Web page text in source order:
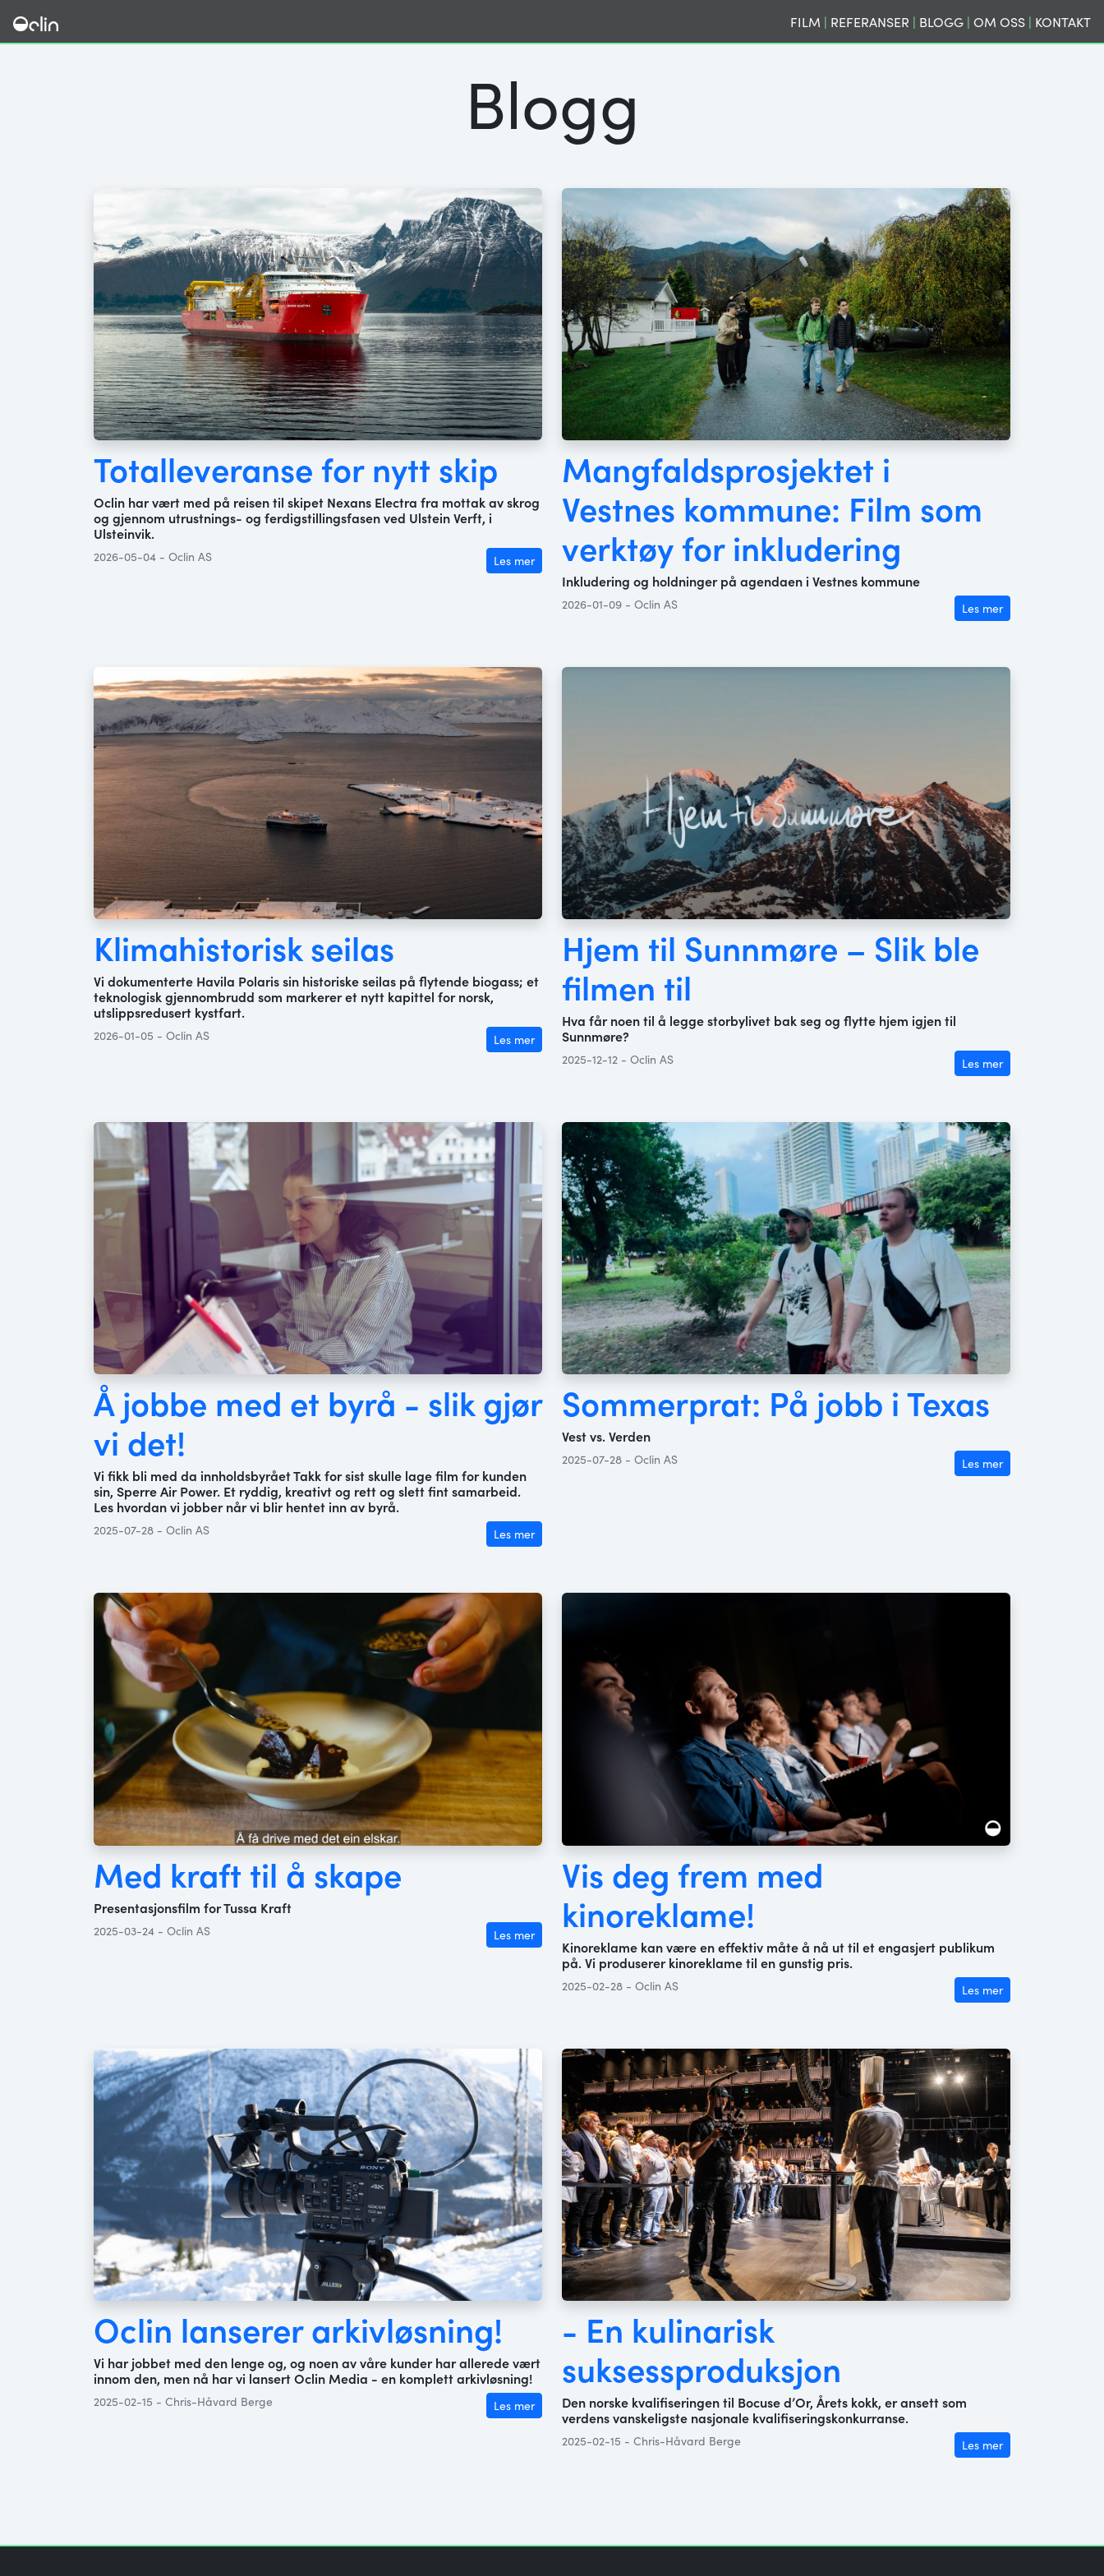
FILM | REFERANSER | BLOGG| OM OSS| KONTAKT
Blogg
Totalleveranse for nytt skip
Oclin har vært med på reisen til skipet Nexans Electra fra mottak av skrog
og gjennom utrustnings- og ferdigstillingsfasen ved Ulstein Verft, i
Ulsteinvik.
Les mer
2026-05-04 - Oclin AS
Mangfaldsprosjektet i
Vestnes kommune: Film som
verktøy for inkludering
Inkludering og holdninger på agendaen i Vestnes kommune
Les mer
2026-01-09 - Oclin AS
Klimahistorisk seilas
Vi dokumenterte Havila Polaris sin historiske seilas på flytende biogass; et
teknologisk gjennombrudd som markerer et nytt kapittel for norsk,
utslippsredusert kystfart.
Les mer
2026-01-05 - Oclin AS
Hjem til Sunnmøre – Slik ble
filmen til
Hva får noen til å legge storbylivet bak seg og flytte hjem igjen til
Sunnmøre?
Les mer
2025-12-12 - Oclin AS
Å jobbe med et byrå - slik gjør
vi det!
Vi fikk bli med da innholdsbyrået Takk for sist skulle lage film for kunden
sin, Sperre Air Power. Et ryddig, kreativt og rett og slett fint samarbeid.
Les hvordan vi jobber når vi blir hentet inn av byrå.
Les mer
2025-07-28 - Oclin AS
Sommerprat: På jobb i Texas
Vest vs. Verden
Les mer
2025-07-28 - Oclin AS
Med kraft til å skape
Presentasjonsfilm for Tussa Kraft
Les mer
2025-03-24 - Oclin AS
Vis deg frem med
kinoreklame!
Kinoreklame kan være en effektiv måte å nå ut til et engasjert publikum
på. Vi produserer kinoreklame til en gunstig pris.
Les mer
2025-02-28 - Oclin AS
Oclin lanserer arkivløsning!
Vi har jobbet med den lenge og, og noen av våre kunder har allerede vært
innom den, men nå har vi lansert Oclin Media - en komplett arkivløsning!
Les mer
2025-02-15 - Chris-Håvard Berge
- En kulinarisk
suksessproduksjon
Den norske kvalifiseringen til Bocuse d’Or, Årets kokk, er ansett som
verdens vanskeligste nasjonale kvalifiseringskonkurranse.
Les mer
2025-02-15 - Chris-Håvard Berge